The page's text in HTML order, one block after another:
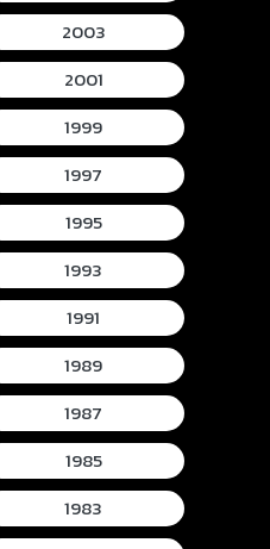
2003
2001
1999
1997
1995
1993
1991
1989
1987
1985
1983